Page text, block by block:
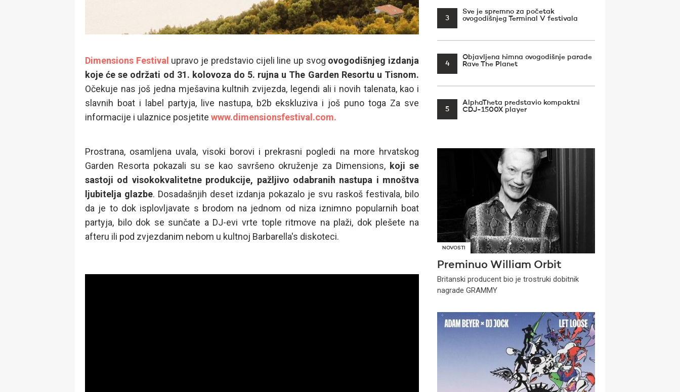
Dimensions Festival upravo je predstavio cijeli line up svog ovogodišnjeg izdanja
koje će se održati od 31. kolovoza do 5. rujna u The Garden Resortu u Tisnom.
Očekuje nas još jedna mješavina kultnih zvijezda, legendi ali i novih talenata, kao i
slavnih boat i label partyja, live nastupa, b2b ekskluziva i još puno toga Za sve
informacije i ulaznice posjetite www.dimensionsfestival.com.
Prostrana, osamljena uvala, visoki borovi i prekrasni pogledi na more hrvatskog
Garden Resorta pokazali su se kao savršeno okruženje za Dimensions, koji se
sastoji od visokokvalitetne produkcije, pažljivo odabranih nastupa i mnoštva
ljubitelja glazbe. Dosadašnjih deset izdanja pokazalo je svu raskoš festivala, bilo
da je to dok isplovljavate s brodom na jednom od niza iznimno popularnih boat
partyja, bilo dok se sunčate a DJ-evi vrte tople ritmove na plaži, dok plešete na
afteru ili pod zvjezdanim nebom u kultnoj Barbarella's diskoteci.
3
Sve je spremno za početak
ovogodišnjeg Terminal V festivala
4
Objavljena himna ovogodišnje parade
Rave The Planet
5
AlphaTheta predstavio kompaktni
CDJ-1500X player
NOVOSTI
Preminuo William Orbit
Britanski producent bio je trostruki dobitnik
nagrade GRAMMY